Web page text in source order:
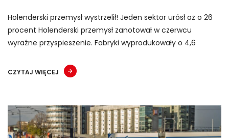
Holenderski przemysł wystrzelił! Jeden sektor urósł aż o 26
procent Holenderski przemysł zanotował w czerwcu
wyraźne przyspieszenie. Fabryki wyprodukowały o 4,6
CZYTAJ WIĘCEJ